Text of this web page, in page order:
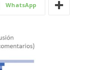
WhatsApp